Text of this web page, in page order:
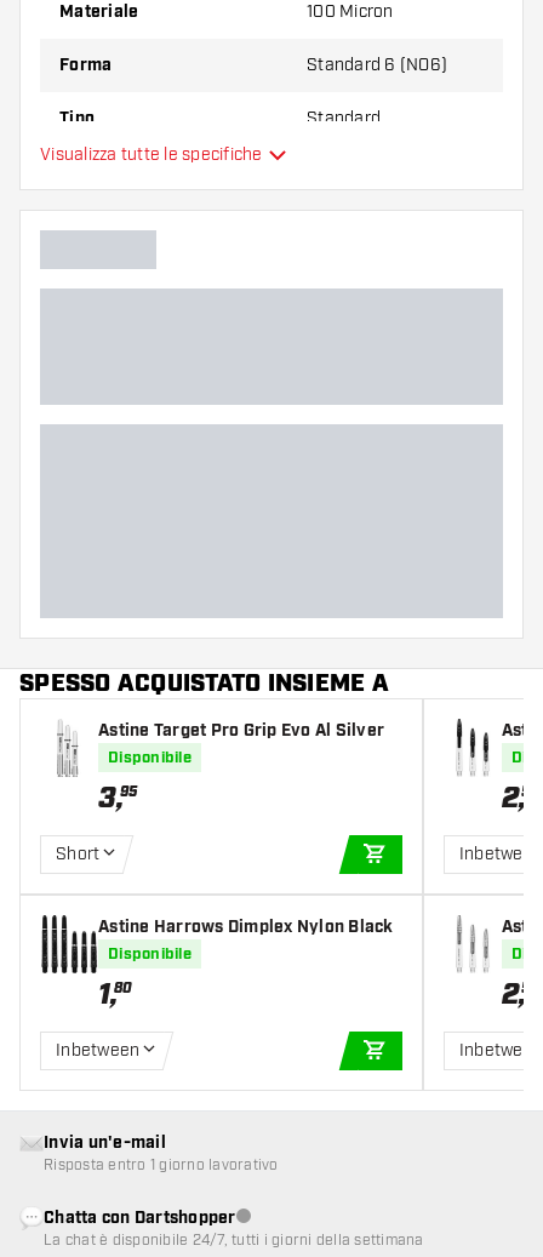
Materiale 100 Micron
Forma Standard 6 (NO6)
Tipo Standard
Colore principale
Visualizza tutte le specifiche
SPESSO ACQUISTATO INSIEME A
Astine Target Pro Grip Evo Al Silver
Disponibile
3,95
Short
AGGIUNGI AL
Astine Harrows Dimplex Nylon Black
Disponibile
1,80
Inbetween
AGGIUNGI AL
2,50
er
2,50
Invia un'e-mail
Risposta entro 1 giorno lavorativo
Chatta con DartshopperServizio clienti non disponibile
La chat è disponibile 24/7, tutti i giorni della settimana